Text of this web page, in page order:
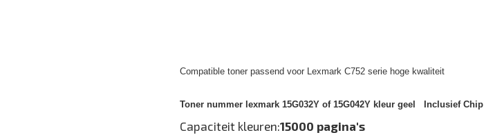
Compatible toner passend voor Lexmark C752 serie hoge kwaliteit
Toner nummer lexmark 15G032Y of 15G042Y kleur geel Inclusief Chip
Capaciteit kleuren:15000 pagina's